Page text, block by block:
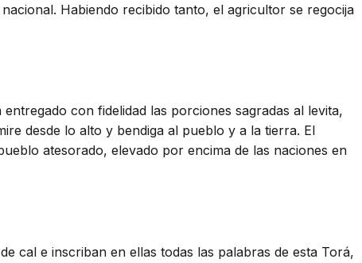
Habiendo recibido tanto, el agricultor se regocija
con fidelidad las porciones sagradas al levita,
desde lo alto y bendiga al pueblo y a la tierra. El
atesorado, elevado por encima de las naciones en
cal e inscriban en ellas todas las palabras de esta Torá,